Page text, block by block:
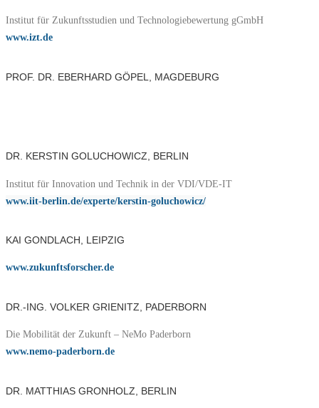
Institut für Zukunftsstudien und Technologiebewertung gGmbH
www.izt.de
PROF. DR. EBERHARD GÖPEL, MAGDEBURG
DR. KERSTIN GOLUCHOWICZ, BERLIN
Institut für Innovation und Technik in der VDI/VDE-IT
www.iit-berlin.de/experte/kerstin-goluchowicz/
KAI GONDLACH, LEIPZIG
www.zukunftsforscher.de
DR.-ING. VOLKER GRIENITZ, PADERBORN
Die Mobilität der Zukunft – NeMo Paderborn
www.nemo-paderborn.de
DR. MATTHIAS GRONHOLZ, BERLIN